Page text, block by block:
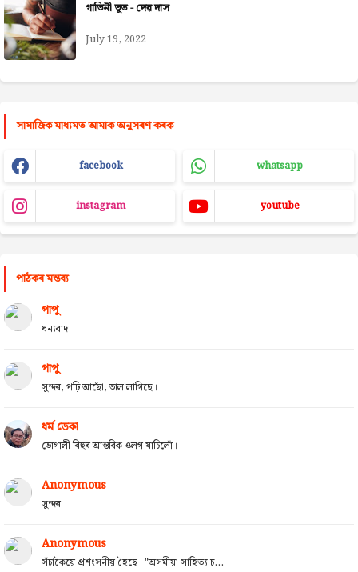
গাভিনী ভূত - দেৱ দাস
July 19, 2022
সামাজিক মাধ্যমত আমাক অনুসৰণ কৰক
facebook whatsapp
instagram youtube
পাঠকৰ মন্তব্য
পাপু
ধন্যবাদ
পাপু
সুন্দৰ, পঢ়ি আছোঁ, ভাল লাগিছে।
ধৰ্ম ডেকা
ভোগালী বিহুৰ আন্তৰিক ওলগ যাচিলোঁ।
Anonymous
সুন্দৰ
Anonymous
সঁচাকৈয়ে প্ৰশংসনীয় হৈছে। "অসমীয়া সাহিত্য চ...